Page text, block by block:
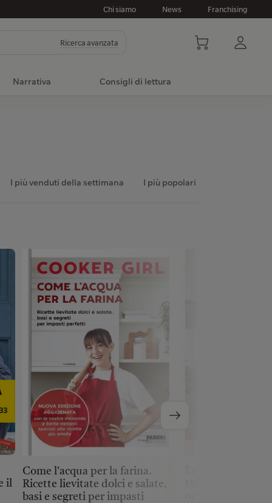
Chi siamo News Franchising
Ricerca avanzata
Narrativa Consigli di lettura
I più venduti della settimana I più popolari
il
Come l'acqua per la farina.
Ricette lievitate dolci e salate,
basi e segreti per impasti